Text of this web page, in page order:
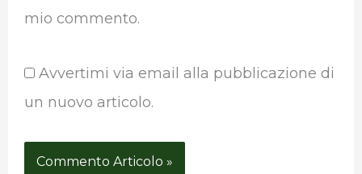
mio commento.
Avvertimi via email alla pubblicazione di
un nuovo articolo.